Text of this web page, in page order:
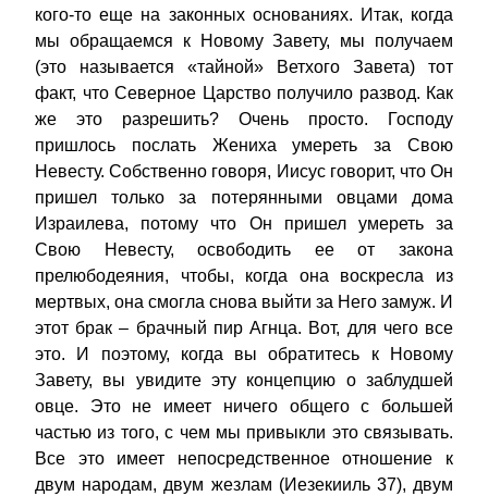
кого-то еще на законных основаниях. Итак, когда
мы обращаемся к Новому Завету, мы получаем
(это называется «тайной» Ветхого Завета) тот
факт, что Северное Царство получило развод. Как
же это разрешить? Очень просто. Господу
пришлось послать Жениха умереть за Свою
Невесту. Собственно говоря, Иисус говорит, что Он
пришел только за потерянными овцами дома
Израилева, потому что Он пришел умереть за
Свою Невесту, освободить ее от закона
прелюбодеяния, чтобы, когда она воскресла из
мертвых, она смогла снова выйти за Него замуж. И
этот брак – брачный пир Агнца. Вот, для чего все
это. И поэтому, когда вы обратитесь к Новому
Завету, вы увидите эту концепцию о заблудшей
овце. Это не имеет ничего общего с большей
частью из того, с чем мы привыкли это связывать.
Все это имеет непосредственное отношение к
двум народам, двум жезлам (Иезекииль 37), двум